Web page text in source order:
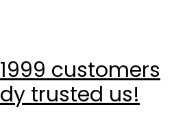
customers
trusted us!